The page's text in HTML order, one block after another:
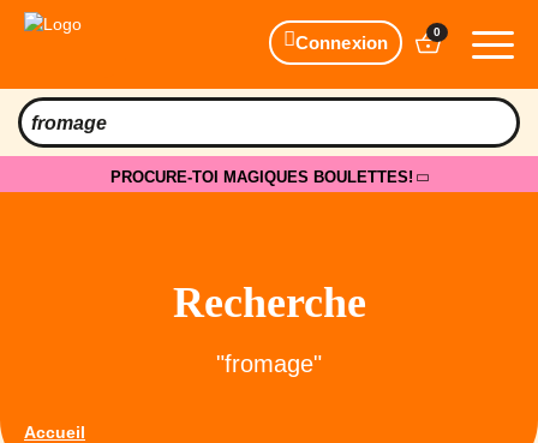
Connexion
0
PROCURE-TOI MAGIQUES BOULETTES!
Recherche
"fromage"
Accueil